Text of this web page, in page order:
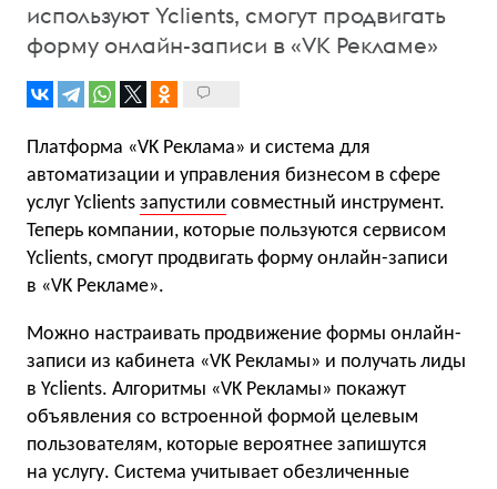
используют Yclients, смогут продвигать
форму онлайн-записи в «VK Рекламе»
Платформа «VK Реклама» и система для
автоматизации и управления бизнесом в сфере
услуг Yclients запустили совместный инструмент.
Теперь компании, которые пользуются сервисом
Yclients, смогут продвигать форму онлайн-записи
в «VK Рекламе».
Можно настраивать продвижение формы онлайн-
записи из кабинета «VK Рекламы» и получать лиды
в Yclients. Алгоритмы «VK Рекламы» покажут
объявления со встроенной формой целевым
пользователям, которые вероятнее запишутся
на услугу. Система учитывает обезличенные